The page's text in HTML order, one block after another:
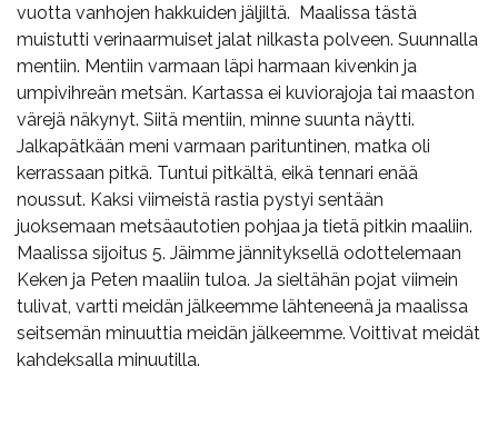
vuotta vanhojen hakkuiden jäljiltä. Maalissa tästä
muistutti verinaarmuiset jalat nilkasta polveen. Suunnalla
mentiin. Mentiin varmaan läpi harmaan kivenkin ja
umpivihreän metsän. Kartassa ei kuviorajoja tai maaston
värejä näkynyt. Siitä mentiin, minne suunta näytti.
Jalkapätkään meni varmaan parituntinen, matka oli
kerrassaan pitkä. Tuntui pitkältä, eikä tennari enää
noussut. Kaksi viimeistä rastia pystyi sentään
juoksemaan metsäautotien pohjaa ja tietä pitkin maaliin.
Maalissa sijoitus 5. Jäimme jännityksellä odottelemaan
Keken ja Peten maaliin tuloa. Ja sieltähän pojat viimein
tulivat, vartti meidän jälkeemme lähteneenä ja maalissa
seitsemän minuuttia meidän jälkeemme. Voittivat meidät
kahdeksalla minuutilla.